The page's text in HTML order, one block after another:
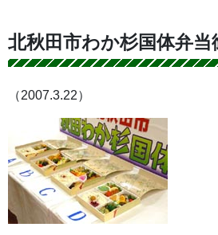
北秋田市わか杉国体弁当
（2007.3.22）